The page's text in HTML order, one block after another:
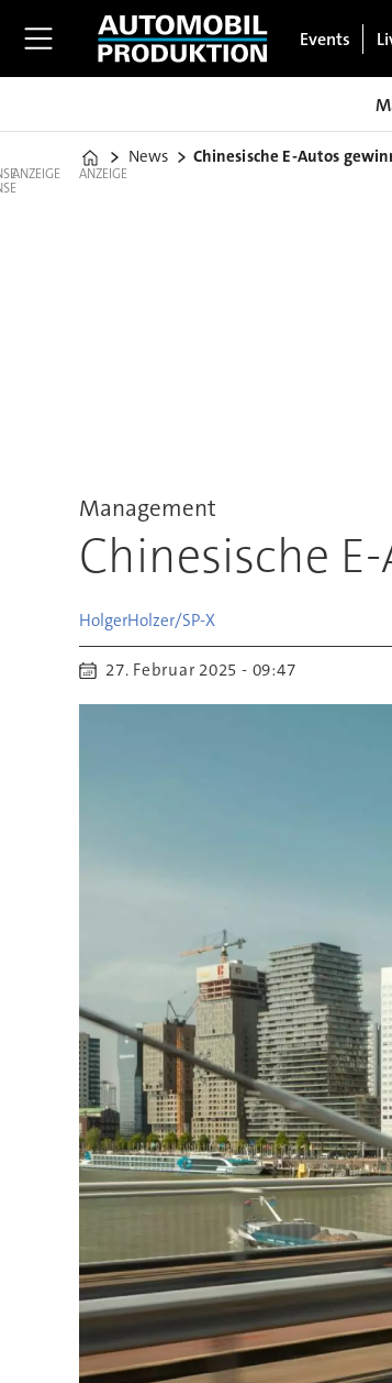
Events
Home
News Chinesische E-Autos
ANZEIGE ANZEIGE
Management
Chinesische
HolgerHolzer/SP-X
27. Februar 2025 - 09:47